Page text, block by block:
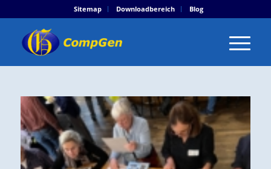
Sitemap Downloadbereich Blog